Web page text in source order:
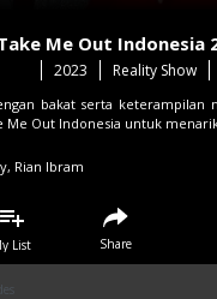
Me Out Indonesia
2023 Reality Show
bakat serta keterampilan
Me Out Indonesia untuk
Rian Ibram
List Share